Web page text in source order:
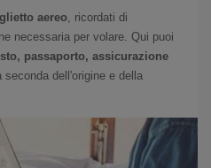
aereo, ricordati di
necessaria per volare. Qui puoi
passaporto, assicurazione
dell'origine e della